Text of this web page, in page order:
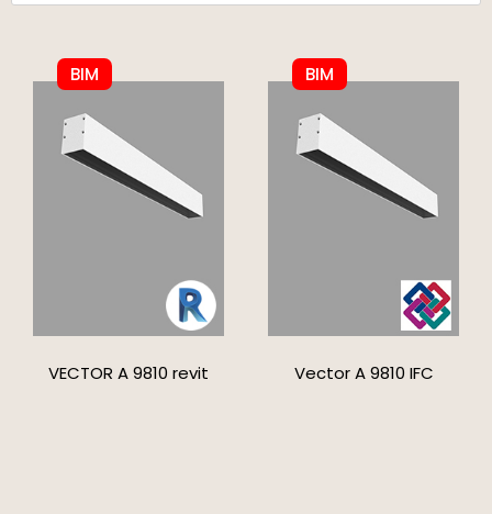
BIM
VECTOR A 9810 revit
BIM
Vector A 9810 IFC